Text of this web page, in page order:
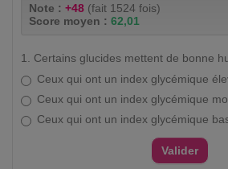
Note : +48 (fait 1524 fois)
Score moyen : 62,01
1. Certains glucides mettent de bonne
Ceux qui ont un index glycémique
Ceux qui ont un index glycémique
Ceux qui ont un index glycémique